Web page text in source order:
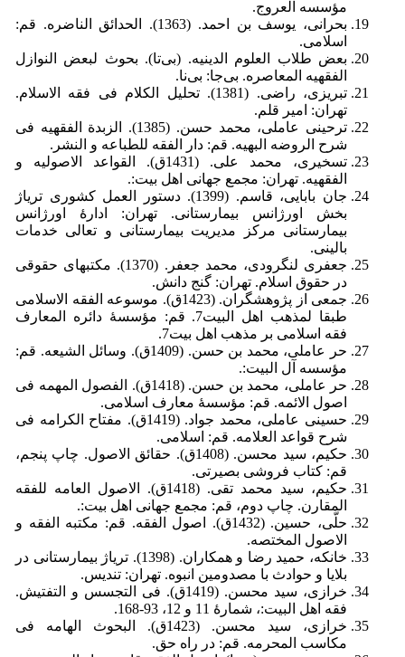
مؤسسه العروج.
بحرانی، یوسف بن احمد. (1363). الحدائق الناضره. قم:
اسلامی.
بعض طلاب العلوم الدینیه. (بی‌تا). بحوث لبعض النوازل
الفقهیه المعاصره. بی‌جا: بی‌نا.
تبریزی، راضی. (1381). تحلیل الکلام فی فقه الاسلام.
تهران: امیر قلم.
ترحینی عاملی، محمد حسن. (1385). الزبدة الفقهیه فی
شرح الروضه البهیه. قم: دار الفقه للطباعه و النشر.
تسخیری، محمد علی. (1431ق). القواعد الاصولیه و
الفقهیه. تهران: مجمع جهانی اهل بیت:.
جان بابایی، قاسم. (1399). دستور العمل کشوری تریاژ
بخش اورژانس بیمارستانی. تهران: ادارۀ اورژانس
بیمارستانی مرکز مدیریت بیمارستانی و تعالی خدمات
بالینی.
جعفری لنگرودی، محمد جعفر. (1370). مکتبهای حقوقی
در حقوق اسلام. تهران: گنج دانش.
جمعی از پژوهشگران. (1423ق). موسوعه الفقه الاسلامی
طبقا لمذهب اهل البیت7. قم: مؤسسۀ دائره المعارف
فقه اسلامی بر مذهب اهل بیت7.
حر عاملی، محمد بن حسن. (1409ق). وسائل الشیعه. قم:
مؤسسه آل البیت:.
حر عاملی، محمد بن حسن. (1418ق). الفصول المهمه فی
اصول الائمه. قم: مؤسسۀ معارف اسلامی.
حسینی عاملی، محمد جواد. (1419ق). مفتاح الکرامه فی
شرح قواعد العلامه. قم: اسلامی.
حکیم، سید محسن. (1408ق). حقائق الاصول. چاپ پنجم،
قم: کتاب فروشی بصیرتی.
حکیم، سید محمد تقی. (1418ق). الاصول العامه للفقه
المقارن. چاپ دوم، قم: مجمع جهانی اهل بیت:.
حلّی، حسین. (1432ق). اصول الفقه. قم: مکتبه الفقه و
الاصول المختصه.
خانکه، حمید رضا و همکاران. (1398). تریاژ بیمارستانی در
بلایا و حوادث با مصدومین انبوه. تهران: تندیس.
خرازی، سید محسن. (1419ق). فی التجسس و التفتیش.
فقه اهل البیت:، شمارۀ 11 و 12، 93-168.
خرازی، سید محسن. (1423ق). البحوث الهامه فی
مکاسب المحرمه. قم: در راه حق.